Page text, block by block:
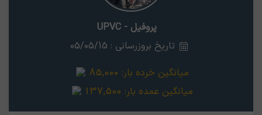
پروفیل - UPVC
تاریخ بروزرسانی : 05/05/15
میانگین خرده بار: 85,000
میانگین عمده بار: 137,500